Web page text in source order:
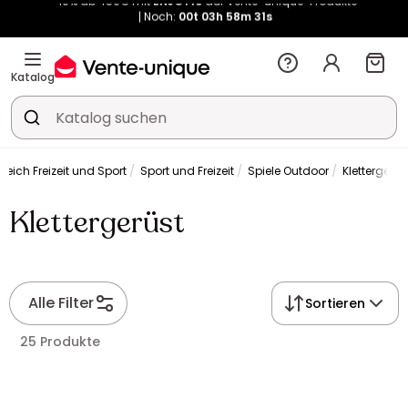
Kauf-unique wird zu Vente-unique - Gleicher Shop, neuer Name!
Noch:00t04h
Katalog
Freizeit und Sport Sport und Freizeit Spiele Outdoor
Klettergerüst
Alle Filter Sortieren
25 Produkte